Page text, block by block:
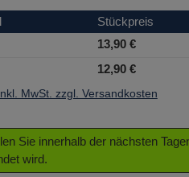
Stückpreis
13,90 €
12,90 €
MwSt. zzgl. Versandkosten
Sie innerhalb der nächsten
wird.